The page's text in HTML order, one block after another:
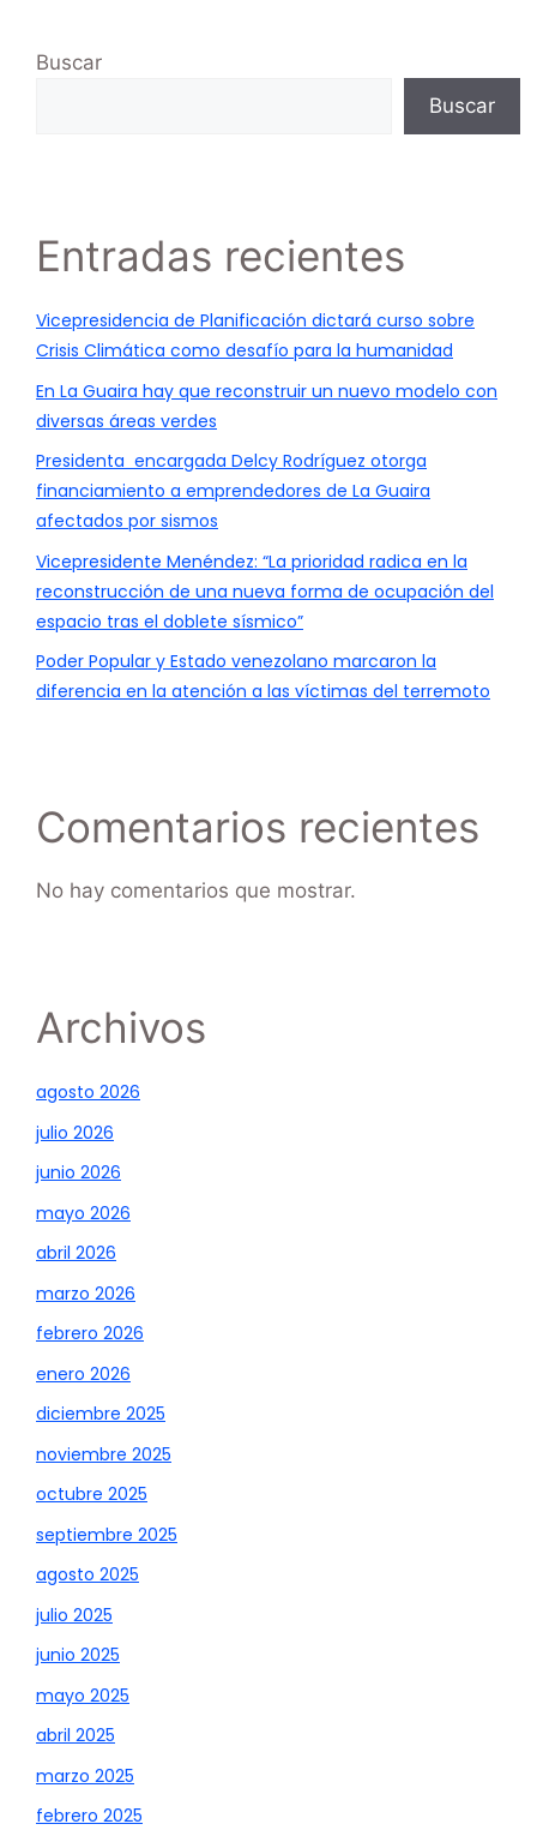
Buscar
Buscar
Entradas recientes
Vicepresidencia de Planificación dictará curso sobre
Crisis Climática como desafío para la humanidad
En La Guaira hay que reconstruir un nuevo modelo con
diversas áreas verdes
Presidenta encargada Delcy Rodríguez otorga
financiamiento a emprendedores de La Guaira
afectados por sismos
Vicepresidente Menéndez: “La prioridad radica en la
reconstrucción de una nueva forma de ocupación del
espacio tras el doblete sísmico”
Poder Popular y Estado venezolano marcaron la
diferencia en la atención a las víctimas del terremoto
Comentarios recientes
No hay comentarios que mostrar.
Archivos
agosto 2026
julio 2026
junio 2026
mayo 2026
abril 2026
marzo 2026
febrero 2026
enero 2026
diciembre 2025
noviembre 2025
octubre 2025
septiembre 2025
agosto 2025
julio 2025
junio 2025
mayo 2025
abril 2025
marzo 2025
febrero 2025